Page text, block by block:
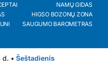
NAMŲ GIDAS
HIGSO BOZONŲ ZONA
SAUGUMO BAROMETRAS
• Šeštadienis